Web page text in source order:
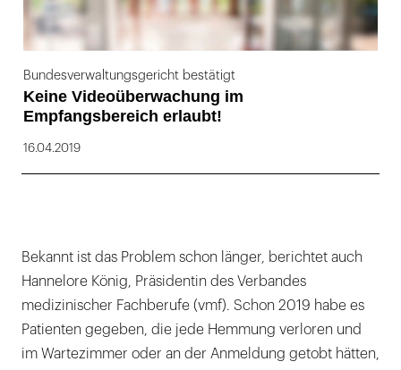
Bundesverwaltungsgericht bestätigt
Keine Videoüberwachung im
Empfangsbereich erlaubt!
16.04.2019
Bekannt ist das Problem schon länger, berichtet auch
Hannelore König, Präsidentin des Verbandes
medizinischer Fachberufe (vmf). Schon 2019 habe es
Patienten gegeben, die jede Hemmung verloren und
im Wartezimmer oder an der Anmeldung getobt hätten,